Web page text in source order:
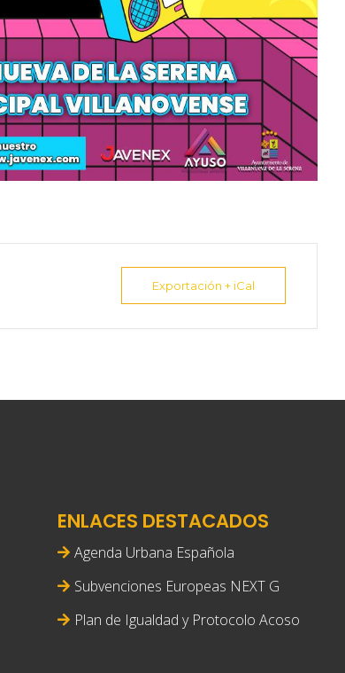
Exportación + iCal
ENLACES DESTACADOS
Agenda Urbana Española
Subvenciones Europeas NEXT G
Plan de Igualdad y Protocolo Acoso